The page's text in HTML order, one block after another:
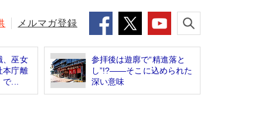
メルマガ登録
、巫女
庁離
...
参拝後は遊廓で“精進落と
し”!?――そこに込められた
深い意味